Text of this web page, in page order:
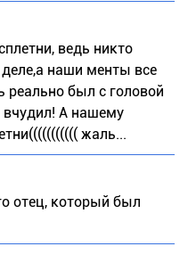
ведь никто
наши менты все
реально был с головой
вчудил! А нашему
жаль...
отец, который был